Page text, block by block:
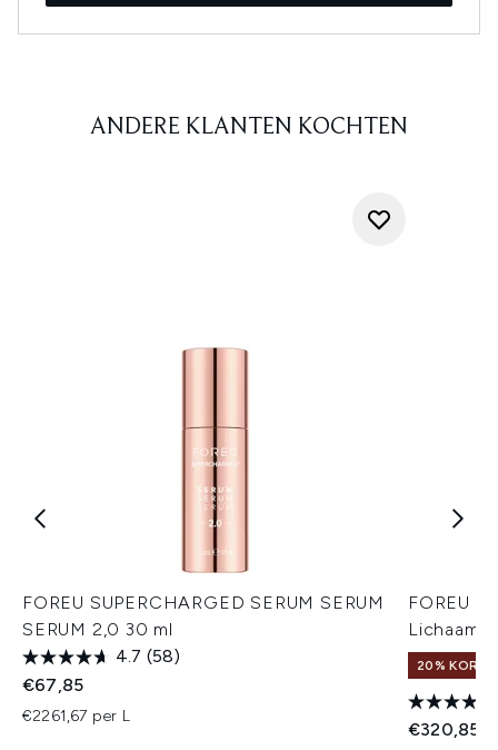
ANDERE KLANTEN KOCHTEN
FOREU SUPERCHARGED SERUM SERUM
SERUM 2,0 30 ml
4.7 (58)
€67,85
€2261,67 per L
FOREU
20%
€320,85